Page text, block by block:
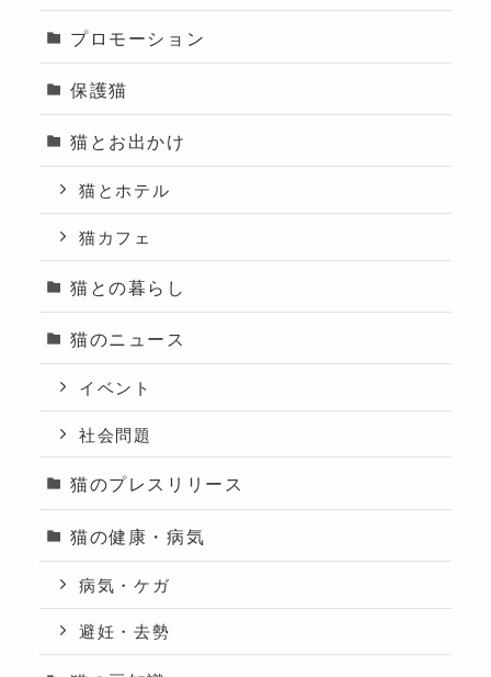
プロモーション
保護猫
猫とお出かけ
猫とホテル
猫カフェ
猫との暮らし
猫のニュース
イベント
社会問題
猫のプレスリリース
猫の健康・病気
病気・ケガ
避妊・去勢